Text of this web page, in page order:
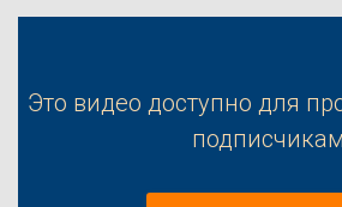
Это видео доступно для
подписчикам